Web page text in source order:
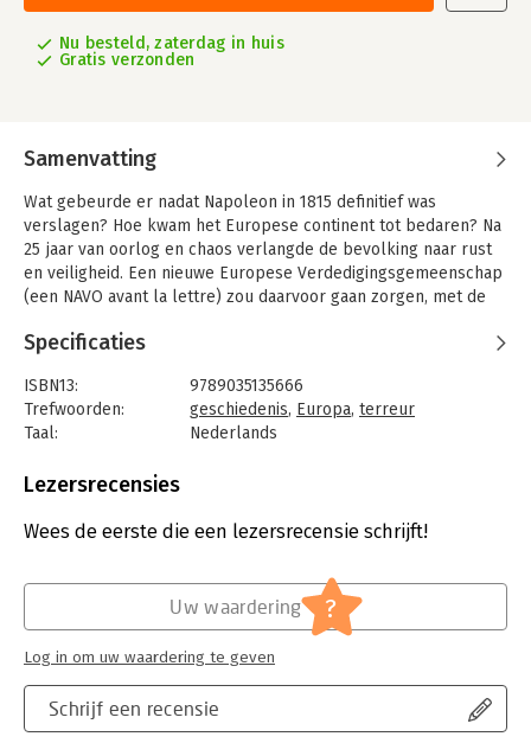
Nu besteld, zaterdag in huis
Gratis verzonden
Samenvatting
Wat gebeurde er nadat Napoleon in 1815 definitief was
verslagen? Hoe kwam het Europese continent tot bedaren? Na
25 jaar van oorlog en chaos verlangde de bevolking naar rust
en veiligheid. Een nieuwe Europese Verdedigingsgemeenschap
(een NAVO avant la lettre) zou daarvoor gaan zorgen, met de
door talloze ondergeschikte, tegenstribbelende en
veiligheidsvolk.
Met behulp van allerlei nieuwe instrumenten – paspoorten,
razendsnel verspreiden van signalementen van voortvluchtige
veiligheid werd duur betaald, met internationale leningen en
werkelijk bezworen? En legde dit systeem de basis voor ons
huidige veiligheidsbestel?
Op basis van nooit eerder onderzochte bronnen reconstrueert
Beatrice de Graaf magistraal en tot in detail deze eerste
gezamenlijke Europese strijd tegen de terreur.
Specificaties
ISBN13:
9789035135666
Trefwoorden:
geschiedenis, Europa, terreur
Taal:
Nederlands
Aantal pagina's:
Druk:
1
Geschiedenis
Jongbloed:
Recht algemeen - Rechtsgeschiedenis
Lezersrecensies
Wees de eerste die een lezersrecensie schrijft!
Schrijf een recensie
Uw waardering ?
Log in om uw waardering te geven